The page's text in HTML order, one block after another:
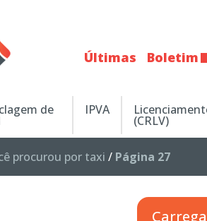
Últimas Boletim
de IPVA
(CRLV)
procurou por taxi / Página 27